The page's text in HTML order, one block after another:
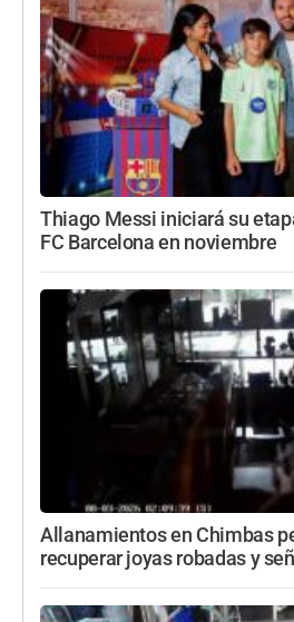
Thiago Messi iniciará su
FC Barcelona en noviembre
Allanamientos en Chimbas
recuperar joyas robadas y